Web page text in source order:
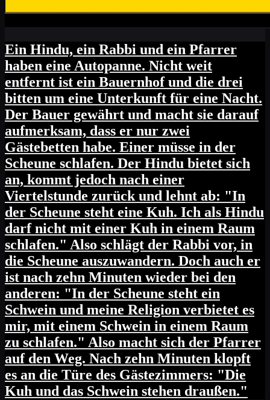
Ein Hindu, ein Rabbi und ein Pfarrer
haben eine Autopanne. Nicht weit
entfernt ist ein Bauernhof und die drei
bitten um eine Unterkunft für eine Nacht.
Der Bauer gewährt und macht sie darauf
aufmerksam, dass er nur zwei
Gästebetten habe. Einer müsse in der
Scheune schlafen. Der Hindu bietet sich
an, kommt jedoch nach einer
Viertelstunde zurück und lehnt ab: "In
der Scheune steht eine Kuh. Ich als Hindu
darf nicht mit einer Kuh in einem Raum
schlafen." Also schlägt der Rabbi vor, in
die Scheune auszuwandern. Doch auch er
ist nach zehn Minuten wieder bei den
anderen: "In der Scheune steht ein
Schwein und meine Religion verbietet es
mir, mit einem Schwein in einem Raum
zu schlafen." Also macht sich der Pfarrer
auf den Weg. Nach zehn Minuten klopft
es an die Türe des Gästezimmers: "Die
Kuh und das Schwein stehen draußen."